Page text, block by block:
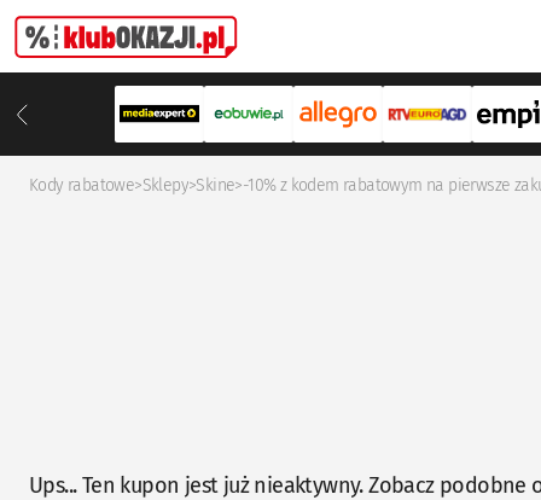
Kody rabatowe>Sklepy>Skine>-10% z kodem rabatowym na pierwsze
Ups... Ten kupon jest już nieaktywny. Zobacz podobne